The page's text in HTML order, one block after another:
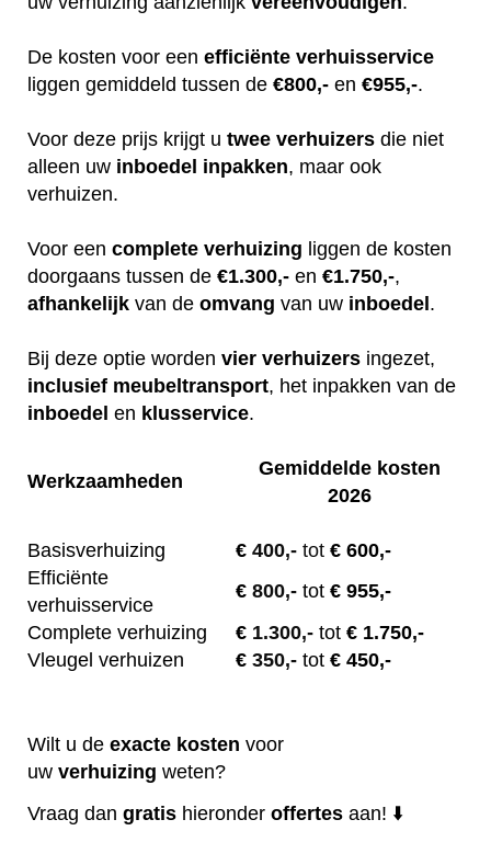
De kosten voor een efficiënte verhuisservice
liggen gemiddeld tussen de €800,- en €955,-.
Voor deze prijs krijgt u twee verhuizers die niet
alleen uw inboedel inpakken, maar ook
verhuizen.
Voor een complete verhuizing liggen de kosten
doorgaans tussen de €1.300,- en €1.750,-,
afhankelijk van de omvang van uw inboedel .
Bij deze optie worden vier verhuizers ingezet,
inclusief meubeltransport, het inpakken van de
inboedel en klusservice.
Werkzaamheden
Gemiddelde kosten
2026
Basisverhuizing € 400,- tot € 600,-
Efficiënte
verhuisservice
€ 800,- tot € 955,-
Complete verhuizing
€ 1.300,- tot € 1.750,-
Vleugel verhuizen
€ 350,- tot € 450,-
Wilt u de exacte kosten voor
uw verhuizing weten?
Vraag dan gratis hieronder offertes aan! ⬇️